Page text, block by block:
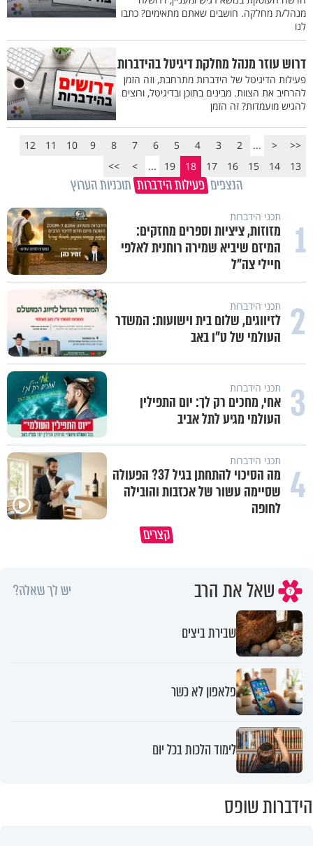
מנהל/ת מחלקה. חושבים שאתם מתאימים? כתבו
לנו
דרוש עוזר מנהל מחלקת דיגיטל בהידברות
פעילות הדיגיטל של הידברות מתרחבת, וזה הזמן
להרחיב את הצוות. מבינים בתוכן ובדיגיטל, ורוצים
להגיש מועמדות? זה הזמן
<<
<
...
2
3
4
5
6
7
8
9
10
11
12
13
14
15
16
17
18
19
...
>
>>
הנצפים פעילות הידברות תוכניות הערוץ
1 תכני הידברות
מזוזות, ציציות וספרים מחזקים:
המיזם שיביא שמירה רוחנית לאלפי
חיילי צה"ל
2 תכני הידברות
לזיווגים, שלום בית וישועות: המשדר
העולמי של ט"ו באב
3 תכני הידברות
אחי, מחכים רק לך: יום התפילין
העולמי מגיע לתל אביב
4 תכני הידברות
מה הסיכוי להתחתן בגיל 37? הפעולה
שסיימה עשור של אכזבות והובילה
לחופה
קצרים
מתחילים לעבוד לקראת ראש השנה
הרגעים הקשים ביותר בחיים
שאל את הרב יש לך שאלה?
שבירת ביצים
פלאפון לא כשר
לימוד הלכות בכל יום
הידברות שופס